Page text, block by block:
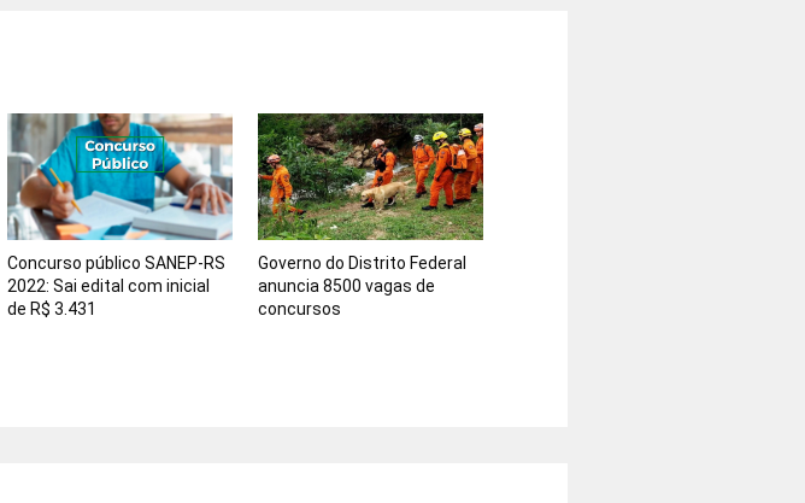
Concurso público SANEP-RS
2022: Sai edital com inicial
de R$ 3.431
Governo do Distrito Federal
anuncia 8500 vagas de
concursos